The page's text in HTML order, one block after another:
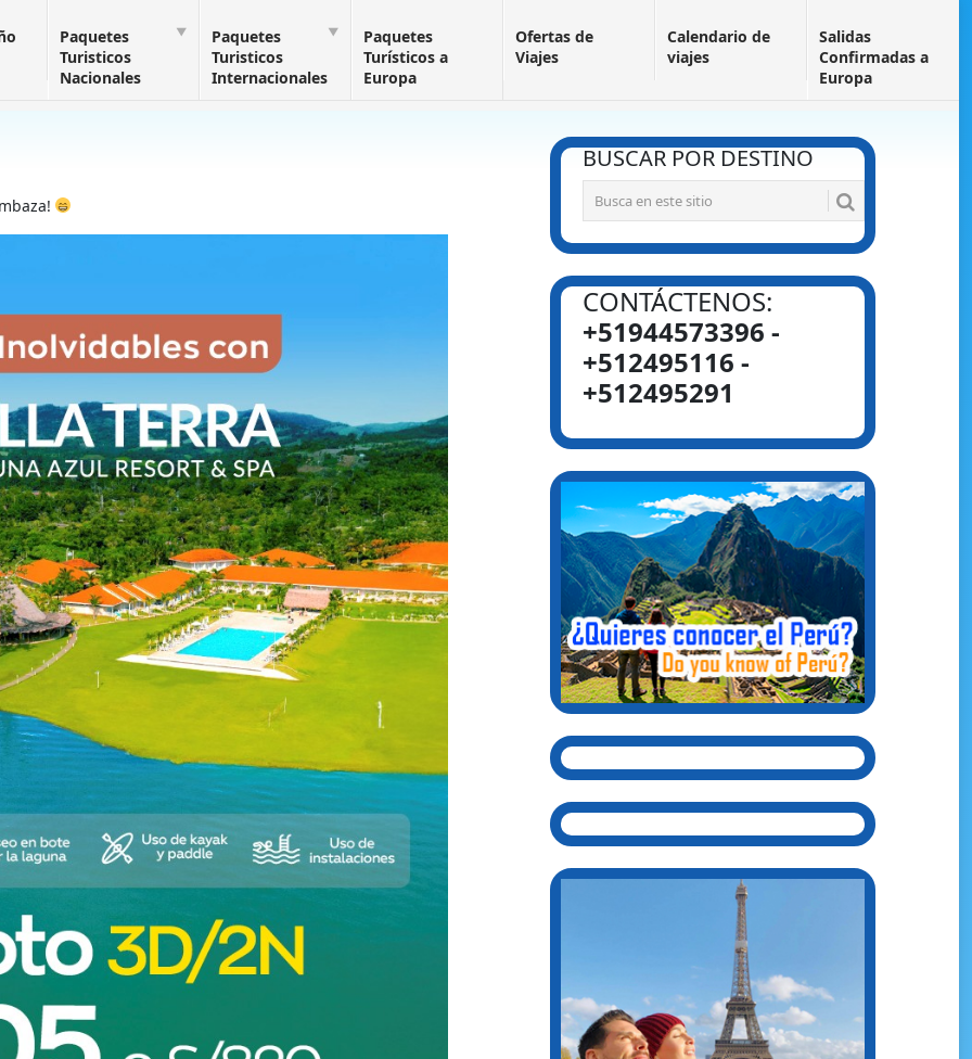
Paquetes
Turisticos
Nacionales
Paquetes
Turisticos
Internacionales
Paquetes
Turísticos a
Europa
Ofertas de
Viajes
Calendario de
viajes
Salidas
Confirmadas a
Europa
BUSCAR POR DESTINO
CONTÁCTENOS:
+51944573396 -
+512495116 -
+512495291